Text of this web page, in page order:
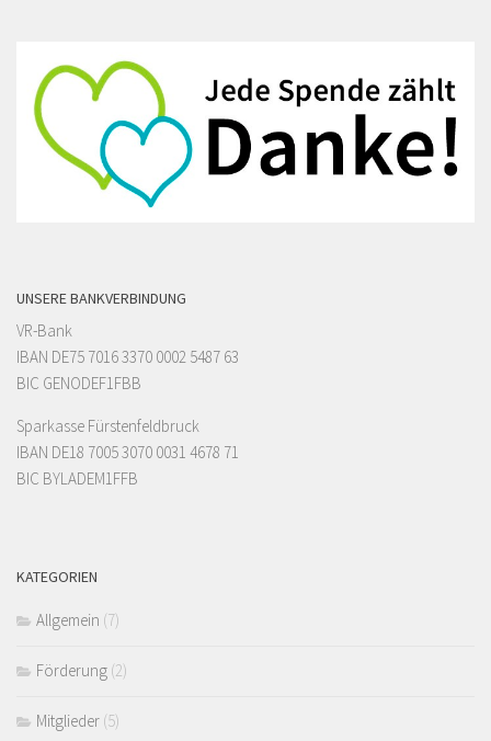
UNSERE BANKVERBINDUNG
VR-Bank
IBAN DE75 7016 3370 0002 5487 63
BIC GENODEF1FBB
Sparkasse Fürstenfeldbruck
IBAN DE18 7005 3070 0031 4678 71
BIC BYLADEM1FFB
KATEGORIEN
Allgemein (7)
Förderung (2)
Mitglieder (5)